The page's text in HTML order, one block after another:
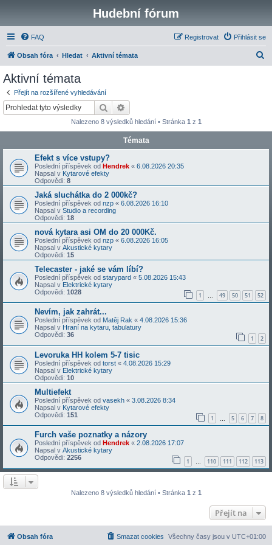
Hudební fórum
FAQ Přihlásit se
Registrovat
Obsah fóra Hledat Aktivní témata
Aktivní témata
Přejít na rozšířené vyhledávání
Hledat
Nalezeno 8 výsledků hledání • Stránka 1 z 1
Témata
Efekt s více vstupy?
Poslední příspěvek od Hendrek « 6.08.2026 20:35
Napsal v Kytarové efekty
Odpovědi: 8
Jaká sluchátka do 2 000kč?
Poslední příspěvek od nzp « 6.08.2026 16:10
Napsal v Studio a recording
Odpovědi: 18
nová kytara asi OM do 20 000Kč.
Poslední příspěvek od nzp « 6.08.2026 16:05
Napsal v Akustické kytary
Odpovědi: 15
Telecaster - jaké se vám líbí?
Poslední příspěvek od starypard « 5.08.2026 15:43
Napsal v Elektrické kytary
Odpovědi: 1028 1 49 50 51 52
Nevím, jak zahrát...
Poslední příspěvek od Matěj Rak « 4.08.2026 15:36
Napsal v Hraní na kytaru, tabulatury
Odpovědi: 36 1 2
Levoruka HH kolem 5-7 tisic
Poslední příspěvek od torst « 4.08.2026 15:29
Napsal v Elektrické kytary
Odpovědi: 10
Multiefekt
Poslední příspěvek od vasekh « 3.08.2026 8:34
Napsal v Kytarové efekty
Odpovědi: 151 1 5 6 7 8
Furch vaše poznatky a názory
Poslední příspěvek od Hendrek « 2.08.2026 17:07
Napsal v Akustické kytary
Odpovědi: 2256 1 110 111 112 113
Nalezeno 8 výsledků hledání • Stránka 1 z 1
Přejít na
Obsah fóra Všechny časy jsou v UTC+01:00
Smazat cookies